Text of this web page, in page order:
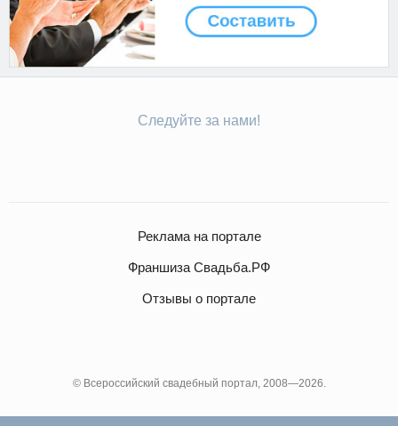
Следуйте за нами!
Реклама на портале
Франшиза Свадьба.РФ
Отзывы о портале
© Всероссийский свадебный портал, 2008—2026.